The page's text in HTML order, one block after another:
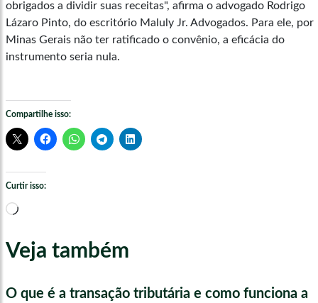
obrigados a dividir suas receitas", afirma o advogado Rodrigo
Lázaro Pinto, do escritório Maluly Jr. Advogados. Para ele, por
Minas Gerais não ter ratificado o convênio, a eficácia do
instrumento seria nula.
Compartilhe isso:
Curtir isso:
Carregando...
Veja também
O que é a transação tributária e como funciona a